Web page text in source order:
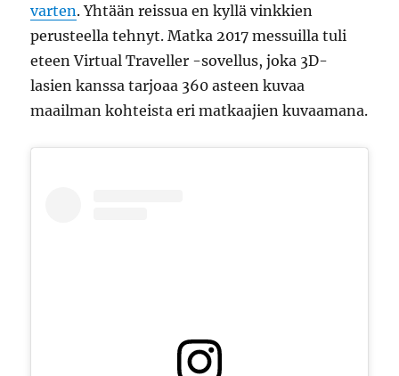
varten. Yhtään reissua en kyllä vinkkien
perusteella tehnyt. Matka 2017 messuilla tuli
eteen Virtual Traveller -sovellus, joka 3D-
lasien kanssa tarjoaa 360 asteen kuvaa
maailman kohteista eri matkaajien kuvaamana.